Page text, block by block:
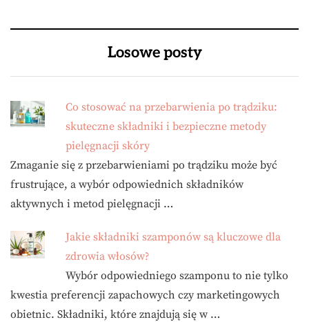
Losowe posty
Co stosować na przebarwienia po trądziku:
skuteczne składniki i bezpieczne metody
pielęgnacji skóry
Zmaganie się z przebarwieniami po trądziku może być
frustrujące, a wybór odpowiednich składników
aktywnych i metod pielęgnacji …
Jakie składniki szamponów są kluczowe dla
zdrowia włosów?
Wybór odpowiedniego szamponu to nie tylko
kwestia preferencji zapachowych czy marketingowych
obietnic. Składniki, które znajdują się w …